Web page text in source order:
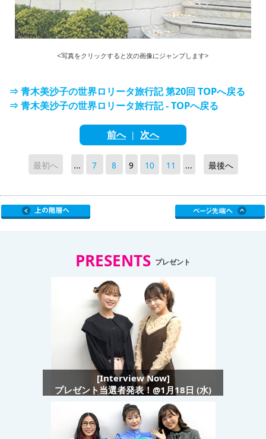
<写真をクリックすると次の画像にジャンプします>
⇒ 青木美沙子の世界ロリータ旅行記 第20回 TOPへ戻る
⇒ 青木美沙子の世界ロリータ旅行記 - TOPへ戻る
前へ| 次へ
最初へ ... 7 8 9 10 11 ... 最後へ
PRESENTS プレゼント
[Interview Now]
プレゼント当選者発表！@1月18日 (水)